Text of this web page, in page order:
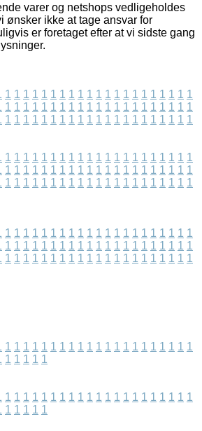
varer og netshops vedligeholdes
ønsker ikke at tage ansvar for
er foretaget efter at vi sidste gang
1 1 1 1 1 1 1 1 1 1 1 1 1 1 1 1 1 1 1 1 1
1 1 1 1 1 1 1 1 1 1 1 1 1 1 1 1 1 1 1 1 1
1 1 1 1 1 1 1 1 1 1 1 1 1 1 1 1 1 1 1 1 1
1 1 1 1 1 1 1 1 1 1 1 1 1 1 1 1 1 1 1 1 1
1 1 1 1 1 1 1 1 1 1 1 1 1 1 1 1 1 1 1 1 1
1 1 1 1 1 1 1 1 1 1 1 1 1 1 1 1 1 1 1 1 1
1 1 1 1 1 1 1 1 1 1 1 1 1 1 1 1 1 1 1 1 1
1 1 1 1 1 1 1 1 1 1 1 1 1 1 1 1 1 1 1 1 1
1 1 1 1 1 1 1 1 1 1 1 1 1 1 1 1 1 1 1 1 1
1 1 1 1 1 1 1 1 1 1 1 1 1 1 1 1 1 1 1 1 1
1 1 1 1 1
1 1 1 1 1 1 1 1 1 1 1 1 1 1 1 1 1 1 1 1 1
1 1 1 1 1